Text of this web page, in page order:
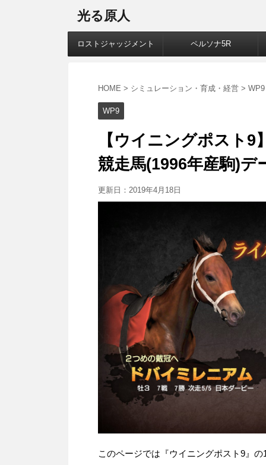
光る原人
ロストジャッジメント ペルソナ5R
HOME > シミュレーション・育成・経営 > WP9
WP9
【ウイニングポスト
競走馬(1996年産駒)デ
更新日： 2019年4月18日
このページでは『ウイニングポスト9』